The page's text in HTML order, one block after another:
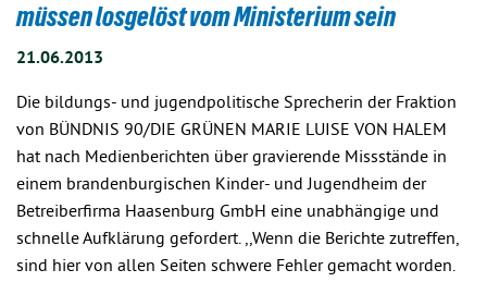
müssen losgelöst vom Ministerium sein
21.06.2013
Die bildungs- und jugendpolitische Sprecherin der Fraktion
von BÜNDNIS 90/DIE GRÜNEN MARIE LUISE VON HALEM
hat nach Medienberichten über gravierende Missstände in
einem brandenburgischen Kinder- und Jugendheim der
Betreiberfirma Haasenburg GmbH eine unabhängige und
schnelle Aufklärung gefordert. ,,Wenn die Berichte zutreffen,
sind hier von allen Seiten schwere Fehler gemacht worden.